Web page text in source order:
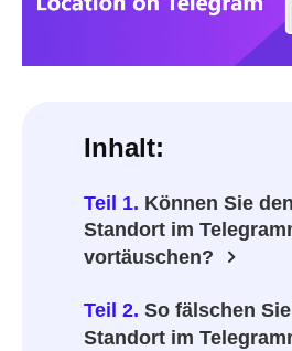
Inhalt:
Teil 1. Können Sie
Standort im
vortäuschen?
Teil 2. So fälschen
Standort im